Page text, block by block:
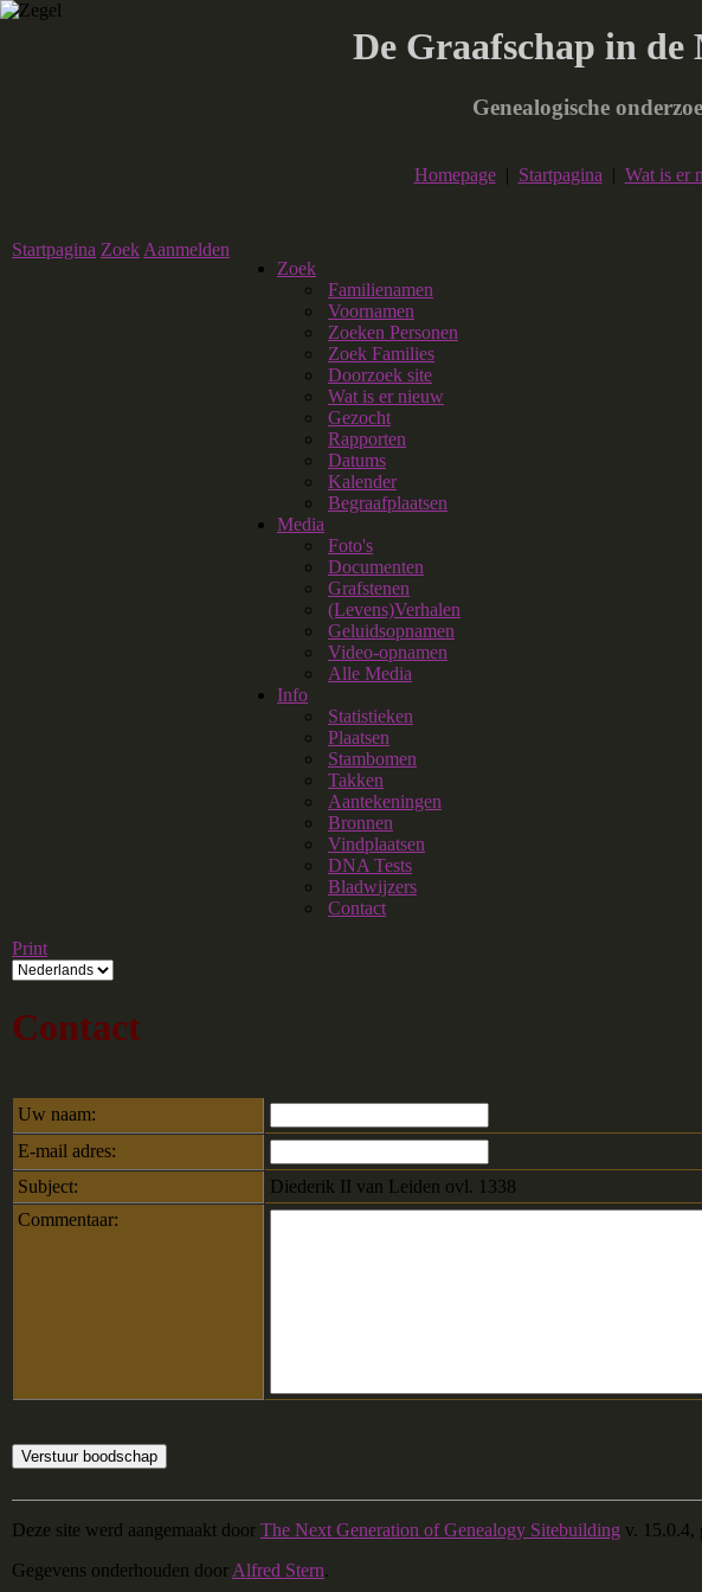
De Graafschap in de
Genealogische
Homepage| Startpagina | Wat is er
Startpagina Zoek Aanmelden
Zoek
Familienamen
Voornamen
Zoeken Personen
Zoek Families
Doorzoek site
Wat is er nieuw
Gezocht
Rapporten
Datums
Kalender
Begraafplaatsen
Media
Foto's
Documenten
Grafstenen
(Levens)Verhalen
Geluidsopnamen
Video-opnamen
Alle Media
Info
Statistieken
Plaatsen
Stambomen
Takken
Aantekeningen
Bronnen
Vindplaatsen
DNA Tests
Bladwijzers
Contact
Print
Contact
Uw naam:
E-mail adres:
Subject:
Diederik II van Leiden ovl. 1338
Commentaar:
Deze site werd aangemaakt door The Next Generation of Genealogy Sitebuilding v. 15.0.4,
Gegevens onderhouden door Alfred Stern.